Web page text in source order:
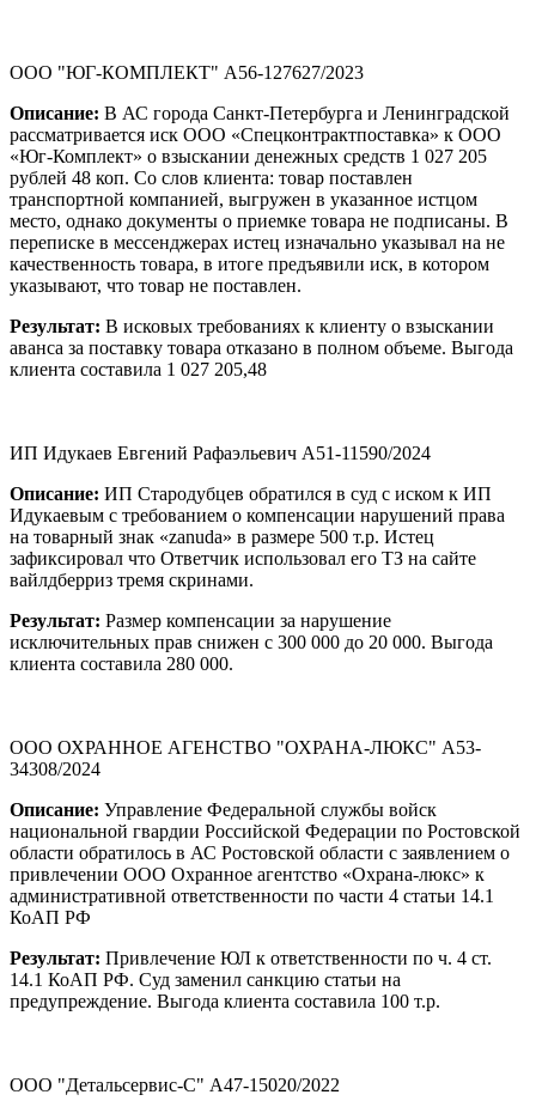
ООО "ЮГ-КОМПЛЕКТ" А56-127627/2023
Описание: В АС города Санкт-Петербурга и Ленинградской
рассматривается иск ООО «Спецконтрактпоставка» к ООО
«Юг-Комплект» о взыскании денежных средств 1 027 205
рублей 48 коп. Со слов клиента: товар поставлен
транспортной компанией, выгружен в указанное истцом
место, однако документы о приемке товара не подписаны. В
переписке в мессенджерах истец изначально указывал на не
качественность товара, в итоге предъявили иск, в котором
указывают, что товар не поставлен.
Результат: В исковых требованиях к клиенту о взыскании
аванса за поставку товара отказано в полном объеме. Выгода
клиента составила 1 027 205,48
ИП Идукаев Евгений Рафаэльевич А51-11590/2024
Описание: ИП Стародубцев обратился в суд с иском к ИП
Идукаевым с требованием о компенсации нарушений права
на товарный знак «zanuda» в размере 500 т.р. Истец
зафиксировал что Ответчик использовал его ТЗ на сайте
вайлдберриз тремя скринами.
Результат: Размер компенсации за нарушение
исключительных прав снижен с 300 000 до 20 000. Выгода
клиента составила 280 000.
ООО ОХРАННОЕ АГЕНСТВО "ОХРАНА-ЛЮКС" А53-
34308/2024
Описание: Управление Федеральной службы войск
национальной гвардии Российской Федерации по Ростовской
области обратилось в АС Ростовской области с заявлением о
привлечении ООО Охранное агентство «Охрана-люкс» к
административной ответственности по части 4 статьи 14.1
КоАП РФ
Результат: Привлечение ЮЛ к ответственности по ч. 4 ст.
14.1 КоАП РФ. Суд заменил санкцию статьи на
предупреждение. Выгода клиента составила 100 т.р.
ООО "Детальсервис-С" А47-15020/2022